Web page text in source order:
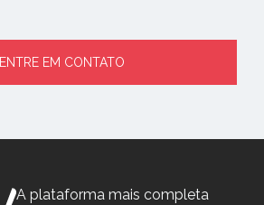
ENTRE EM CONTATO
A plataforma mais completa